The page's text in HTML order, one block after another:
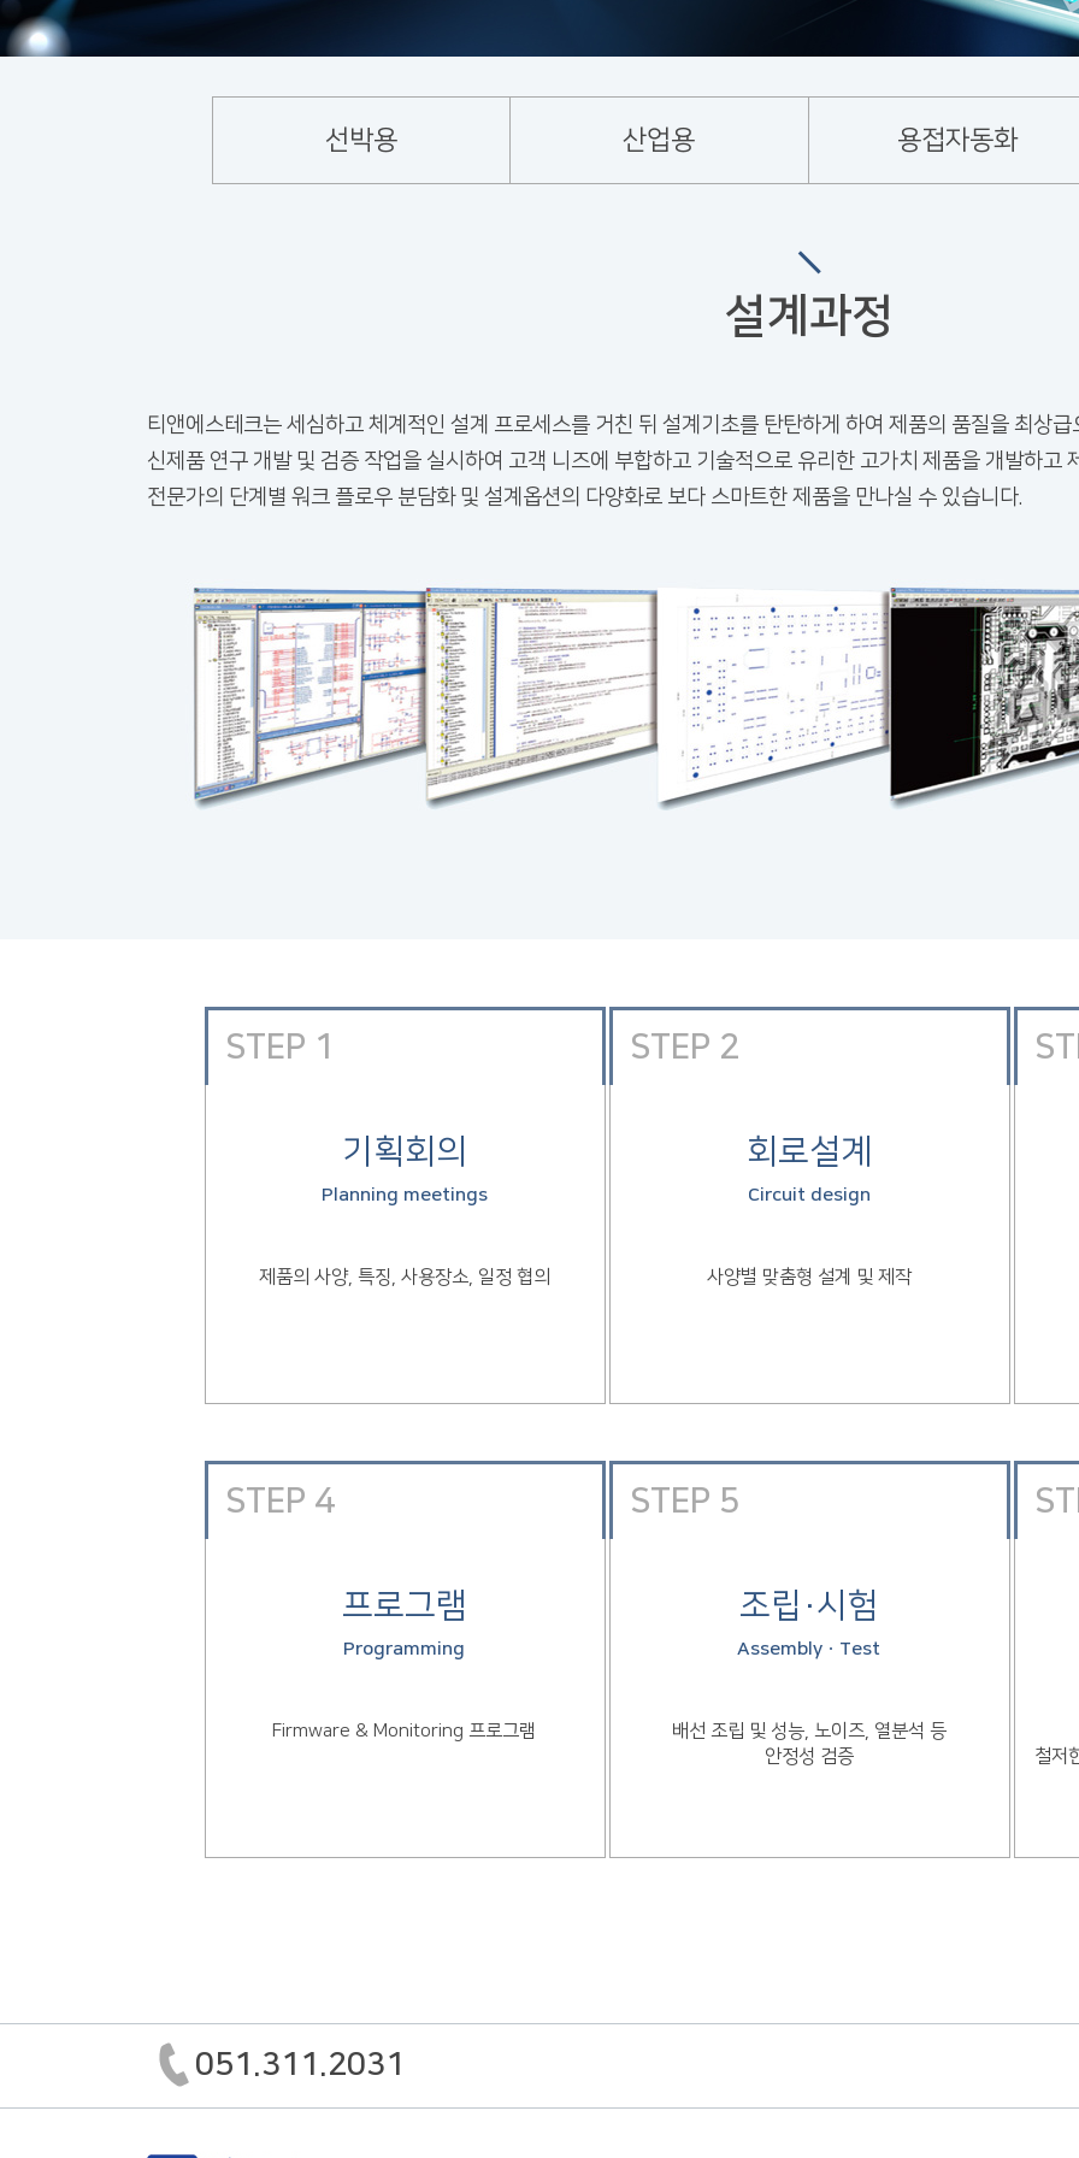
선박용 산업용 용접자동화
설계과정
티앤에스테크는 세심하고 체계적인 설계 프로세스를 거친 뒤 설계기초를 탄탄하게 하여 제품의 품질을 최상
신제품 연구 개발 및 검증 작업을 실시하여 고객 니즈에 부합하고 기술적으로 유리한 고가치 제품을 개발하고
전문가의 단계별 워크 플로우 분담화 및 설계옵션의 다양화로 보다 스마트한 제품을 만나실 수 있습니다.
STEP 1
기획회의
Planning meetings
제품의 사양, 특징, 사용장소, 일정 협의
STEP 2
회로설계
Circuit design
사양별 맞춤형 설계 및 제작
STEP 4
프로그램
Programming
Firmware & Monitoring 프로그램
STEP 5
조립·시험
AssemblyㆍTest
배선 조립 및 성능, 노이즈, 열분석 등
안정성 검증
철저
051.311.2031